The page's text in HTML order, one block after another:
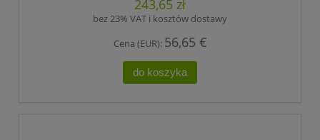
ZŁĄCZA ŻEŃSKIEGO PROSTEGO 7/8 ., LUMBERG
AUTOMATION
243,65 zł
bez 23% VAT i kosztów dostawy
Cena (EUR): 56,65 €
do koszyka